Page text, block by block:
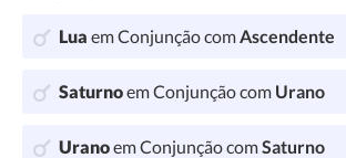
Lua em Conjunção comAscendente
Saturnoem Conjunção com Urano
Uranoem Conjunção comSaturno